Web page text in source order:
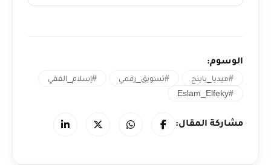
الوسوم:
#ميديا_باينج #تسويق_رقمي
#إسلام_الفقي
#Eslam_Elfeky
مشاركة المقال: